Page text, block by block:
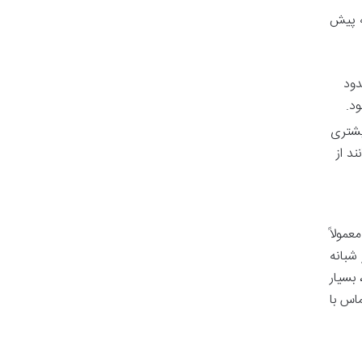
پیش
از
با